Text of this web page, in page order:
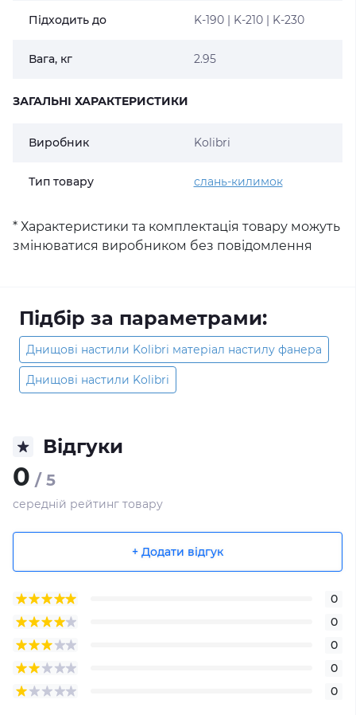
Підходить до K-190 | K-210 | K-230
Вага, кг 2.95
ЗАГАЛЬНІ ХАРАКТЕРИСТИКИ
Виробник Kolibri
Тип товару слань-килимок
* Характеристики та комплектація товару можуть
змінюватися виробником без повідомлення
Підбір за параметрами:
Днищові настили Kolibri матеріал настилу фанера
Днищові настили Kolibri
Відгуки
0 / 5
середній рейтинг товару
+ Додати відгук
0
0
0
0
0